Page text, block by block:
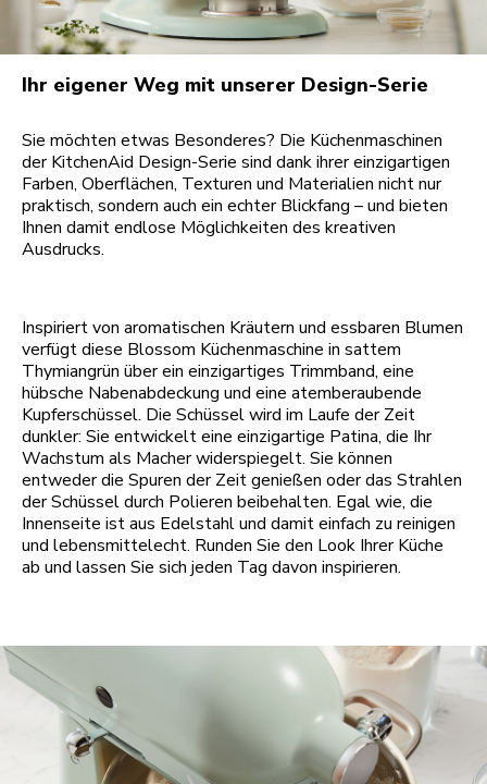
Ihr eigener Weg mit unserer Design-Serie
Sie möchten etwas Besonderes? Die Küchenmaschinen
der KitchenAid Design-Serie sind dank ihrer einzigartigen
Farben, Oberflächen, Texturen und Materialien nicht nur
praktisch, sondern auch ein echter Blickfang – und bieten
Ihnen damit endlose Möglichkeiten des kreativen
Ausdrucks.
Inspiriert von aromatischen Kräutern und essbaren Blumen
verfügt diese Blossom Küchenmaschine in sattem
Thymiangrün über ein einzigartiges Trimmband, eine
hübsche Nabenabdeckung und eine atemberaubende
Kupferschüssel. Die Schüssel wird im Laufe der Zeit
dunkler: Sie entwickelt eine einzigartige Patina, die Ihr
Wachstum als Macher widerspiegelt. Sie können
entweder die Spuren der Zeit genießen oder das Strahlen
der Schüssel durch Polieren beibehalten. Egal wie, die
Innenseite ist aus Edelstahl und damit einfach zu reinigen
und lebensmittelecht. Runden Sie den Look Ihrer Küche
ab und lassen Sie sich jeden Tag davon inspirieren.